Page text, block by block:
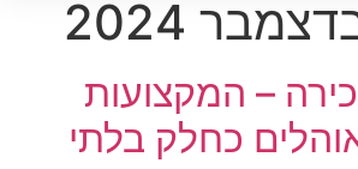
– המקצועות
כחלק בלתי